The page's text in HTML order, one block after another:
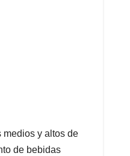
medios y altos de
de bebidas